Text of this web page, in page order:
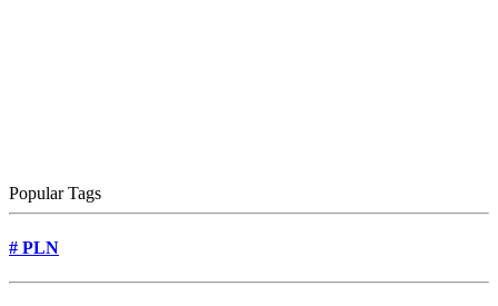
Popular Tags
# PLN